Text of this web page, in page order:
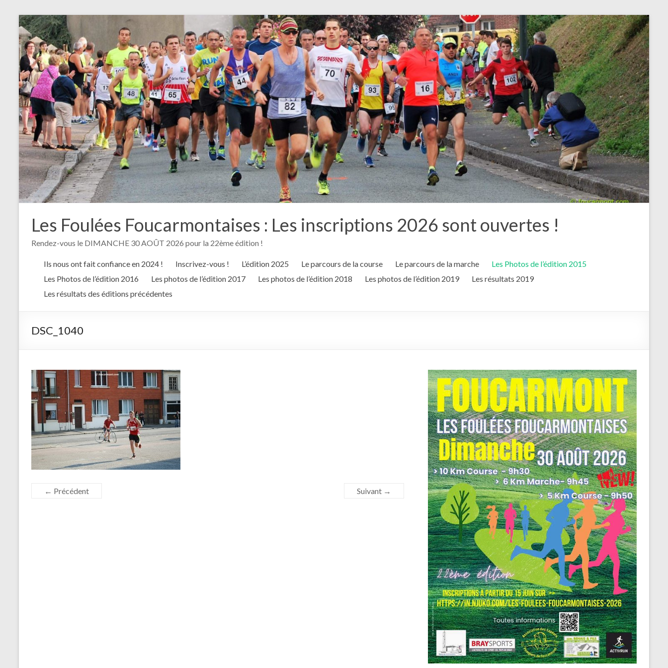
Les Foulées Foucarmontaises : Les inscriptions 2026 sont ouvertes !
Rendez-vous le DIMANCHE 30 AOÛT 2026 pour la 22ème édition !
Ils nous ont fait confiance en 2024 ! Inscrivez-vous ! L’édition 2025 Le parcours de la course Le parcours de la marche
Les Photos de l’édition 2015
Les Photos de l’édition 2016
Les photos de l’édition 2017 Les photos de l’édition 2018 Les photos de l’édition 2019
Les résultats 2019
Les résultats des éditions précédentes
DSC_1040
← Précédent Suivant →